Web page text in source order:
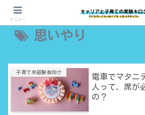
思いやり
子育て未経験者向け
電車でマタニ
人って、席が
の？
メニュー